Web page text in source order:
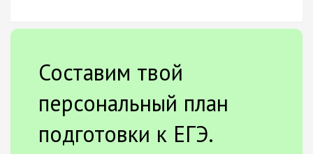
Составим твой
персональный план
подготовки к ЕГЭ.